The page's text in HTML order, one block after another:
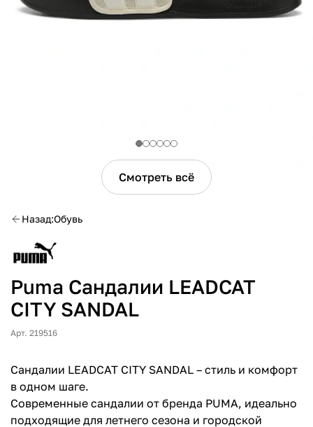
Смотреть всё
Назад Обувь
Puma Сандалии LEADCAT
CITY SANDAL
Арт. 219516
Сандалии LEADCAT CITY SANDAL – стиль и комфорт
в одном шаге.
Современные сандалии от бренда PUMA, идеально
подходящие для летнего сезона и городской